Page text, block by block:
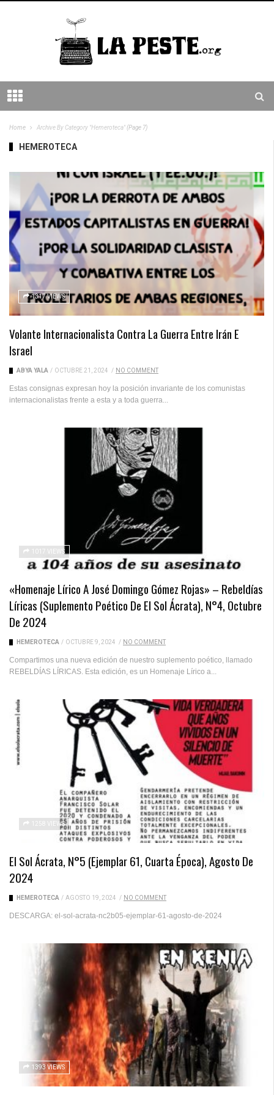
Home Archive By Category "Hemeroteca"(Page 7)
HEMEROTECA
1317 VIEWS
Volante Internacionalista Contra La Guerra Entre Irán E
Israel
ABYA YALA / OCTUBRE 21, 2024 / NO COMMENT
Estas consignas expresan hoy la posición invariante de los comunistas
internacionalistas frente a esta y a toda guerra...
1017 VIEWS
«Homenaje Lírico A José Domingo Gómez Rojas» – Rebeldías
Líricas (suplemento Poético De El Sol Ácrata), N°4, Octubre
De 2024
HEMEROTECA / OCTUBRE 9, 2024 / NO COMMENT
Compartimos una nueva edición de nuestro suplemento poético, llamado
REBELDÍAS LÍRICAS. Esta edición, es un Homenaje Lírico a...
1258 VIEWS
El Sol Ácrata, N°5 (ejemplar 61, Cuarta Época), Agosto De
2024
HEMEROTECA / AGOSTO 19, 2024 / NO COMMENT
DESCARGA: el-sol-acrata-nc2b05-ejemplar-61-agosto-de-2024
1393 VIEWS